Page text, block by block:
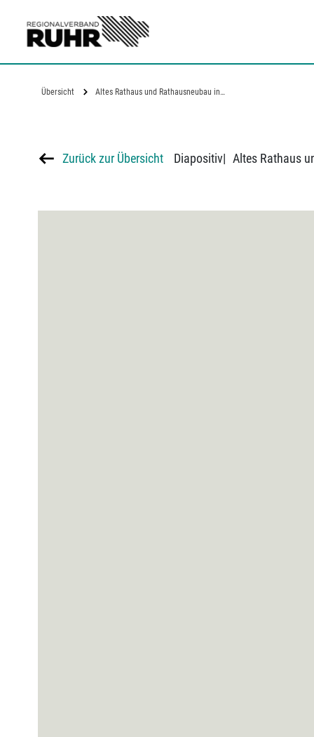
Übersicht Altes Rathaus und Rathausneubau in…
Zurück zur Übersicht Diapositiv| Altes Rathaus